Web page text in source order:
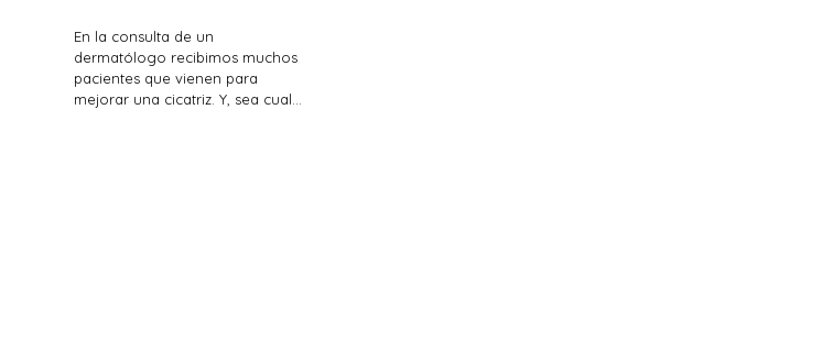
En la consulta de un
dermatólogo recibimos muchos
pacientes que vienen para
mejorar una cicatriz. Y, sea cual…